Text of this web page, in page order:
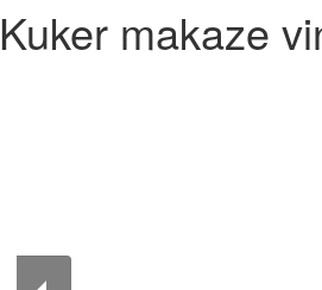
Kuker makaze